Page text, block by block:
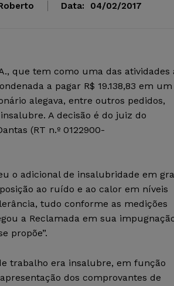
Data: 04/02/2017
que tem como uma das atividades
a pagar R$ 19.138,83 em um
alegava, entre outros pedidos,
A decisão é do juiz do
(RT n.º 0122900-
o adicional de insalubridade em
ao ruído e ao calor em níveis
tudo conforme as medições
a Reclamada em sua
propõe”.
trabalho era insalubre, em função
dos comprovantes de